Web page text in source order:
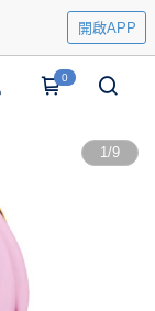
開啟APP
0
1/9